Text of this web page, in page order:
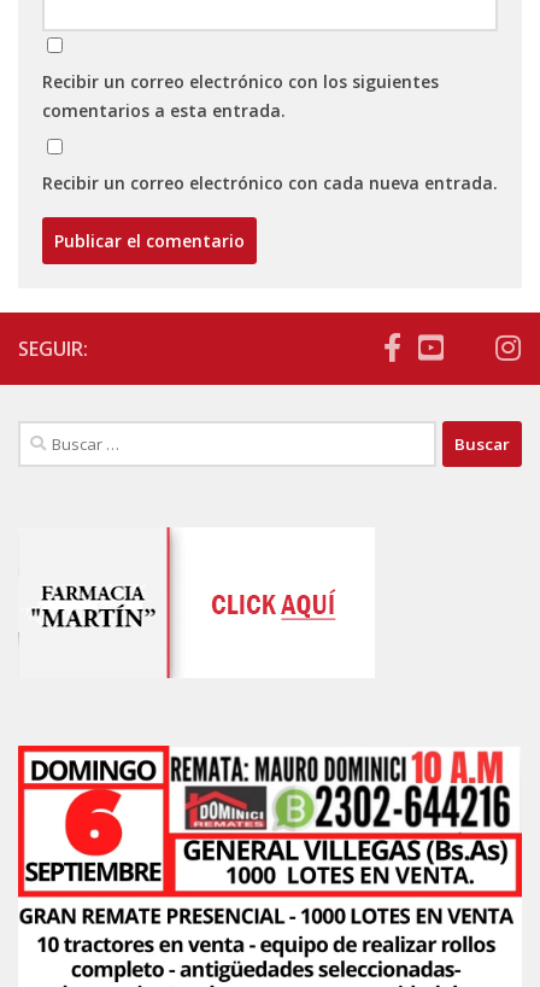
Recibir un correo electrónico con los siguientes
comentarios a esta entrada.
Recibir un correo electrónico con cada nueva entrada.
SEGUIR:
Buscar: